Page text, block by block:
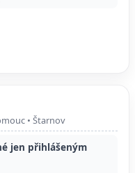
• Štarnov
jen přihlášeným